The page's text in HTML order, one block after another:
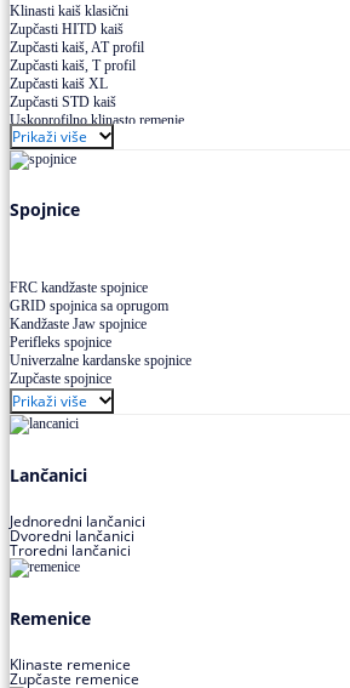
Klinasti kaiš klasični
Zupčasti HITD kaiš
Zupčasti kaiš, AT profil
Zupčasti kaiš, T profil
Zupčasti kaiš XL
Zupčasti STD kaiš
Uskoprofilno klinasto remenje
Uskoprofilno klinasto remenje spojeno
Uskoprofilno klinasto remenje XP extra power
Višekanalno remenje PJ,PK
Prikaži više
Spojnice
FRC kandžaste spojnice
GRID spojnica sa oprugom
Kandžaste Jaw spojnice
Perifleks spojnice
Univerzalne kardanske spojnice
Zupčaste spojnice
Prikaži više
Lančanici
Jednoredni lančanici
Dvoredni lančanici
Troredni lančanici
Remenice
Klinaste remenice
Zupčaste remenice